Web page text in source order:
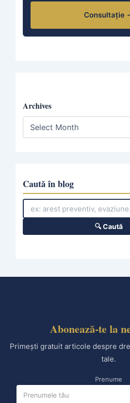
Consultație
Archives
A
c
e
s
Caută în blog
🔍 Caută
Abonează-te la
Primești gratuit articole despre
tale.
Prenume